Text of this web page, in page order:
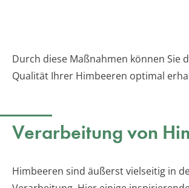
Durch diese Maßnahmen können Sie
Qualität Ihrer Himbeeren optimal
Verarbeitung von
Himbeeren sind äußerst vielseitig in